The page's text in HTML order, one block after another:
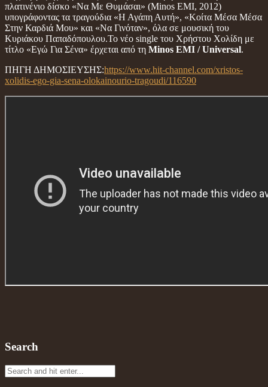
πλατινένιο δίσκο «Να Με Θυμάσαι» (Minos EMI, 2012)
υπογράφοντας τα τραγούδια «Η Αγάπη Αυτή», «Κοίτα Μέσα Μέσα
Στην Καρδιά Μου» και «Να Γινόταν», όλα σε μουσική του
Κυριάκου Παπαδόπουλου.Το νέο single του Χρήστου Χολίδη με
τίτλο «Εγώ Για Σένα» έρχεται από τη Minos EMI / Universal.
ΠΗΓΗ ΔΗΜΟΣΙΕΥΣΗΣ:https://www.hit-channel.com/xristos-
xolidis-ego-gia-sena-olokainourio-tragoudi/116590
Search